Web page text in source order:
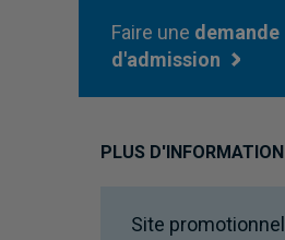
Faire une demande
d'admission
PLUS D'INFORMATION
Site promotionnel